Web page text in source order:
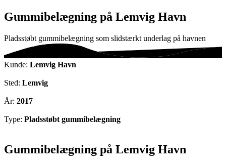
Gummibelægning på Lemvig Havn
Pladsstøbt gummibelægning som slidstærkt underlag på havnen
Kunde: Lemvig Havn
Sted: Lemvig
År: 2017
Type: Pladsstøbt gummibelægning
Gummibelægning på Lemvig Havn